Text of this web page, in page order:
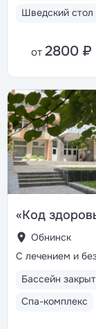
Шведский стол
от 2800 ₽
«Код
Обнинск
Бассейн
Спа-комплекс
С лечением и